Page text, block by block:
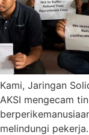
Kami, Jaringan
AKSI mengecam
melindungi